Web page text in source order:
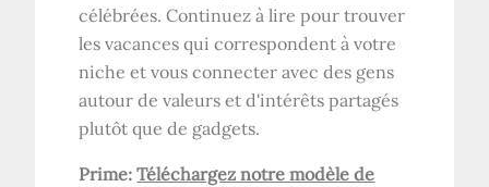
célébrées. Continuez à lire pour trouver
les vacances qui correspondent à votre
niche et vous connecter avec des gens
autour de valeurs et d'intérêts partagés
plutôt que de gadgets.
Prime:Téléchargez notre modèle de